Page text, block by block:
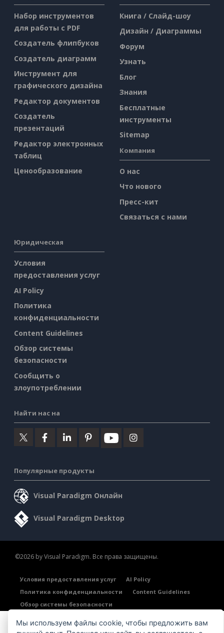
Набор инструментов
для работы с PDF
Создатель флипбуков
Создатель диаграмм
Инструмент для
графического дизайна
Редактор документов
Создатель
презентаций
Редактор электронных
таблиц
Ценообразование
Книга / Слайд-шоу
Дизайн / Диаграммы
Форум
Узнать
Блог
Знания
Бесплатные
инструменты
Sitemap
Компания
О нас
Что нового
Пресс-кит
Связаться с нами
Юридическая
Условия
предоставления услуг
AI Policy
Политика
конфиденциальности
Content Guidelines
Обзор системы
безопасности
Сообщить о
злоупотреблении
Найти нас на
Популярные продукты
Visual Paradigm Онлайн
Visual Paradigm Desktop
©2026 by Visual Paradigm. Все права защищены.
Условия предоставления услуг
AI Policy
Политика конфиденциальности
Content Guidelines
Обзор системы безопасности
Мы используем файлы cookie, чтобы предложить вам